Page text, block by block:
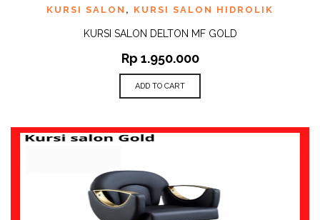
KURSI SALON , KURSI SALON HIDROLIK
KURSI SALON DELTON MF GOLD
Rp 1.950.000
ADD TO CART